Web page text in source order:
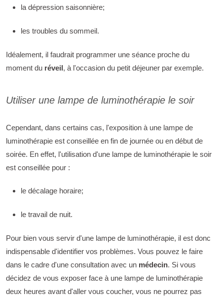
la dépression saisonnière;
les troubles du sommeil.
Idéalement, il faudrait programmer une séance proche du
moment du réveil, à l'occasion du petit déjeuner par exemple.
Utiliser une lampe de luminothérapie le soir
Cependant, dans certains cas, l'exposition à une lampe de
luminothérapie est conseillée en fin de journée ou en début de
soirée. En effet, l'utilisation d'une lampe de luminothérapie le soir
est conseillée pour :
le décalage horaire;
le travail de nuit.
Pour bien vous servir d'une lampe de luminothérapie, il est donc
indispensable d'identifier vos problèmes. Vous pouvez le faire
dans le cadre d'une consultation avec un médecin. Si vous
décidez de vous exposer face à une lampe de luminothérapie
deux heures avant d'aller vous coucher, vous ne pourrez pas